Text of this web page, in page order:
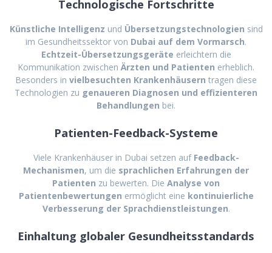
Technologische Fortschritte
Künstliche Intelligenz und Übersetzungstechnologien sind
im Gesundheitssektor von Dubai auf dem Vormarsch.
Echtzeit-Übersetzungsgeräte erleichtern die
Kommunikation zwischenÄrzten und Patienten erheblich.
Besonders in vielbesuchten Krankenhäusern tragen diese
Technologien zu genaueren Diagnosen und effizienteren
Behandlungen bei.
Patienten-Feedback-Systeme
Viele Krankenhäuser in Dubai setzen auf Feedback-
Mechanismen, um die sprachlichen Erfahrungen der
Patienten zu bewerten. Die Analyse von
Patientenbewertungen ermöglicht eine kontinuierliche
Verbesserung der Sprachdienstleistungen.
Einhaltung globaler Gesundheitsstandards